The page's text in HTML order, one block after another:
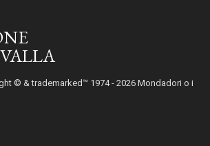
© & trademarked™ 1974 - 2026 Mondadori o i